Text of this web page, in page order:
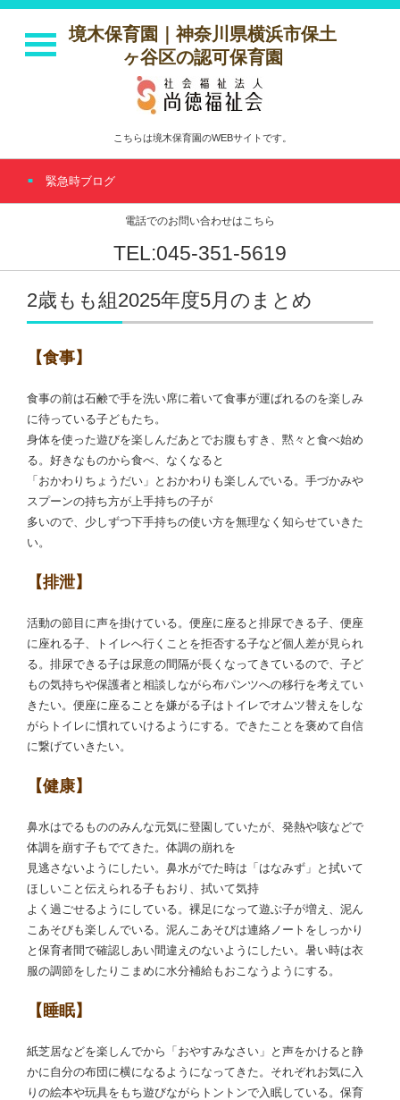
境木保育園｜神奈川県横浜市保土
ヶ谷区の認可保育園
こちらは境木保育園のWEBサイトです。
緊急時ブログ
電話でのお問い合わせはこちら
TEL:045-351-5619
2歳もも組2025年度5月のまとめ
【食事】
食事の前は石鹸で手を洗い席に着いて食事が運ばれるのを楽しみ
に待っている子どもたち。
身体を使った遊びを楽しんだあとでお腹もすき、黙々と食べ始め
る。好きなものから食べ、なくなると
「おかわりちょうだい」とおかわりも楽しんでいる。手づかみや
スプーンの持ち方が上手持ちの子が
多いので、少しずつ下手持ちの使い方を無理なく知らせていきた
い。
【排泄】
活動の節目に声を掛けている。便座に座ると排尿できる子、便座
に座れる子、トイレへ行くことを拒否する子など個人差が見られ
る。排尿できる子は尿意の間隔が長くなってきているので、子ど
もの気持ちや保護者と相談しながら布パンツへの移行を考えてい
きたい。便座に座ることを嫌がる子はトイレでオムツ替えをしな
がらトイレに慣れていけるようにする。できたことを褒めて自信
に繋げていきたい。
【健康】
鼻水はでるもののみんな元気に登園していたが、発熱や咳などで
体調を崩す子もでてきた。体調の崩れを
見逃さないようにしたい。鼻水がでた時は「はなみず」と拭いて
ほしいこと伝えられる子もおり、拭いて気持
よく過ごせるようにしている。裸足になって遊ぶ子が増え、泥ん
こあそびも楽しんでいる。泥んこあそびは連絡ノートをしっかり
と保育者間で確認しあい間違えのないようにしたい。暑い時は衣
服の調節をしたりこまめに水分補給もおこなうようにする。
【睡眠】
紙芝居などを楽しんでから「おやすみなさい」と声をかけると静
かに自分の布団に横になるようになってきた。それぞれお気に入
りの絵本や玩具をもち遊びながらトントンで入眠している。保育